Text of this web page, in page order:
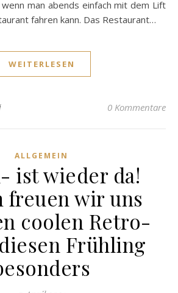
wenn man abends einfach mit dem Lift
fahren kann. Das Restaurant…
WEITERLESEN
0 Kommentare
ALLGEMEIN
ist wieder da!
freuen wir uns
coolen Retro-
Frühling